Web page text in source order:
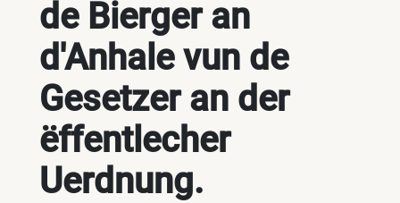
de Bierger an
d'Anhale vun de
Gesetzer an der
ëffentlecher
Uerdnung.